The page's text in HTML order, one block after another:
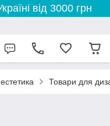
від 3000 грн
Товари для